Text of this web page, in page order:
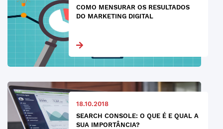
COMO MENSURAR OS RESULTADOS
DO MARKETING DIGITAL
18.10.2018
SEARCH CONSOLE: O QUE É E QUAL A
SUA IMPORTÂNCIA?